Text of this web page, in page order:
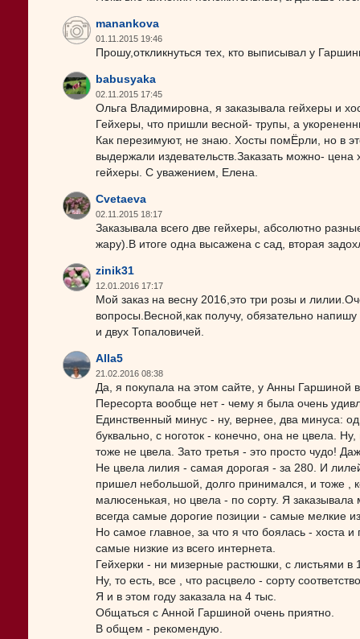
manankova
01.11.2015 19:46
Прошу,откликнуться тех, кто выписывал у
babusyaka
02.11.2015 17:45
Ольга Владимировна, я заказывала гейхеры и
Гейхеры, что пришли весной- трупы, а
Как перезимуют, не знаю. Хосты помЁрли, но в
выдержали издевательств.Заказать можно-
гейхеры. С уважением, Елена.
Cvetaeva
02.11.2015 18:17
Заказывала всего две гейхеры, абсолютно
жару).В итоге одна высажена с сад, вторая
zinik31
12.01.2016 17:17
Мой заказ на весну 2016,это три розы и
вопросы.Весной,как получу, обязательно
и двух Топаловичей.
Alla5
21.02.2016 08:38
Да, я покупала на этом сайте, у Анны Гаршиной
Пересорта вообще нет - чему я была очень
Единственный минус - ну, вернее, два минуса:
буквально, с ноготок - конечно, она не цвела.
тоже не цвела. Зато третья - это просто чудо!
Не цвела лилия - самая дорогая - за 280. И
пришел небольшой, долго принимался, и тоже ,
малюсенькая, но цвела - по сорту. Я
всегда самые дорогие позиции - самые мелкие
Но самое главное, за что я что боялась -
самые низкие из всего интернета.
Гейхерки - ни мизерные растюшки, с листьями
Ну, то есть, все , что расцвело - сорту
Я и в этом году заказала на 4 тыс.
Общаться с Анной Гаршиной очень приятно.
В общем - рекомендую.